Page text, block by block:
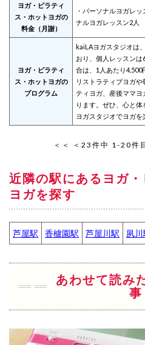
ヨガ・ピラティ
ス・ホットヨガの
料金（月謝）
・パーソナルヨガレ
ナルヨガレッスン2人
ヨガ・ピラティ
ス・ホットヨガの
プログラム
kaiLAヨガスタジオは
おり、個人レッスン
合は、1人あたり4,500
リストラティブヨガ
ティヨガ、産後ママ
ります。ぜひ、心と
ヨガスタジオでヨガを
＜＜ ＜ 23件中 1-20件
近隣の駅にあるヨガ
ヨガを探す
芦屋駅 香櫨園駅 芦屋川駅 夙川
あわせて読み
事